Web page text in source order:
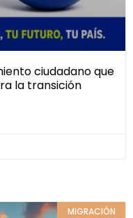
ciudadano que
la transición
MIGRACIÓN